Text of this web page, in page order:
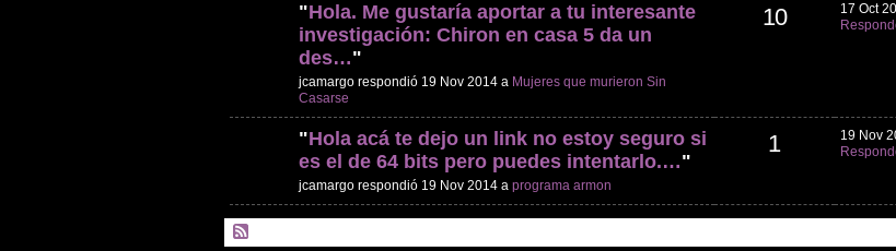
"Hola. Me gustaría aportar a tu interesante
investigación: Chiron en casa 5 da un
des…"
jcamargo respondió 19 Nov 2014 a Mujeres que murieron Sin
Casarse
10
17 Oct
"Hola acá te dejo un link no estoy seguro si
es el de 64 bits pero puedes intentarlo.…"
jcamargo respondió 19 Nov 2014 a programa armon
1
19 Nov